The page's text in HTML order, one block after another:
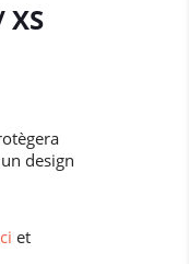
XS
design
et